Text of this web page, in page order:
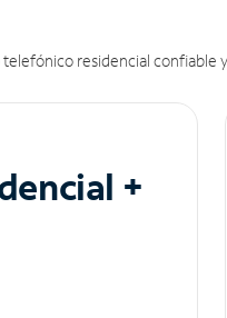
residencial confiable
+